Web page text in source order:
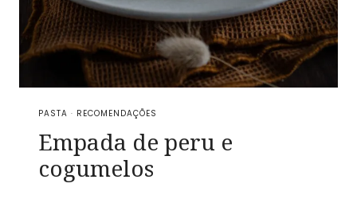
PASTA · RECOMENDAÇÕES
Empada de peru e
cogumelos